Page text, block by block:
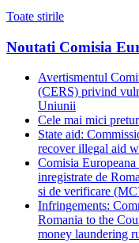
Toate stirile
Noutati Comisia
Avertismentul
(CERS) privind
Uniunii
Cele mai mici
State aid:
recover illegal aid
Comisia
inregistrate de
si de verificare
Infringements:
Romania to the
money laundering